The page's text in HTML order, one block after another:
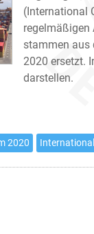
(International
regelmäßigen
stammen aus
2020 ersetzt.
darstellen.
2020